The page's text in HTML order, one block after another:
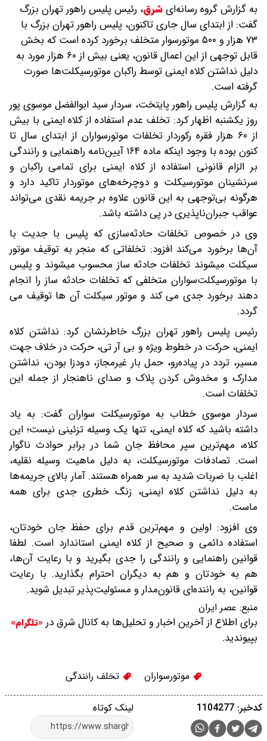
به گزارش گروه رسانه‌ایشرق، رئیس پلیس راهور تهران بزرگ
گفت: از ابتدای سال جاری تاکنون، پلیس راهور تهران بزرگ با
۷۳ هزار و ۵۰۰ موتورسوار متخلف برخورد کرده است که بخش
قابل توجهی از این اعمال قانون، یعنی بیش از ۶۰ هزار مورد به
دلیل نداشتن کلاه ایمنی توسط راکبان موتورسیکلت‌ها صورت
گرفته است.
به گزارش پلیس راهور پایتخت، سردار سید ابوالفضل موسوی پور
روز یکشنبه اظهار کرد: تخلف عدم استفاده از کلاه ایمنی با بیش
از ۶۰ هزار فقره رکوردار تخلفات موتورسواران از ابتدای سال تا
کنون بوده با وجود اینکه ماده ۱۶۴ آیین‌نامه راهنمایی و رانندگی
بر الزام قانونی استفاده از کلاه ایمنی برای تمامی راکبان و
سرنشینان موتورسیکلت و دوچرخه‌های موتوردار تاکید دارد و
هرگونه بی‌توجهی به این قانون علاوه بر جریمه نقدی می‌تواند
عواقب جبران‌ناپذیری در پی داشته باشد.
وی در خصوص تخلفات حادثه‌سازی که پلیس با جدیت با
آن‌ها برخورد می‌کند افزود: تخلفاتی که منجر به توقیف موتور
سیکلت میشوند تخلفات حادثه ساز محسوب میشوند و پلیس
با موتورسیکلت‌سواران متخلفی که تخلفات حادثه ‌ساز را انجام
دهند برخورد جدی می کند و موتور سیکلت آن ها توقیف می
گردد.
رئیس پلیس راهور تهران بزرگ خاطرنشان کرد: نداشتن کلاه
ایمنی، حرکت در خطوط ویژه و بی آر تی، حرکت در خلاف جهت
مسیر، تردد در پیاده‌رو، حمل بار غیرمجاز، دودزا بودن، نداشتن
مدارک و مخدوش کردن پلاک و صدای ناهنجار از جمله این
تخلفات است.
سردار موسوی خطاب به موتورسیکلت سواران گفت: به یاد
داشته باشید که کلاه ایمنی، تنها یک وسیله تزئینی نیست؛ این
کلاه، مهم‌ترین سپر محافظ جان شما در برابر حوادث ناگوار
است. تصادفات موتورسیکلت، به دلیل ماهیت وسیله نقلیه،
اغلب با ضربات شدید به سر همراه هستند. آمار بالای جریمه‌ها
به دلیل نداشتن کلاه ایمنی، زنگ خطری جدی برای همه
ماست.
وی افزود: اولین و مهم‌ترین قدم برای حفظ جان خودتان،
استفاده دائمی و صحیح از کلاه ایمنی استاندارد است. لطفا
قوانین راهنمایی و رانندگی را جدی بگیرید و با رعایت آن‌ها،
هم به خودتان و هم به دیگران احترام بگذارید. با رعایت
قوانین، به راننده‌ای قانون‌مدار و مسئولیت‌پذیر تبدیل شوید.
منبع: عصر ایران
برای اطلاع از آخرین اخبار و تحلیل‌ها به کانال شرق در «تلگرام»
بپیوندید.
موتورسواران تخلف رانندگی
لینک کوتاه کدخبر: 1104277